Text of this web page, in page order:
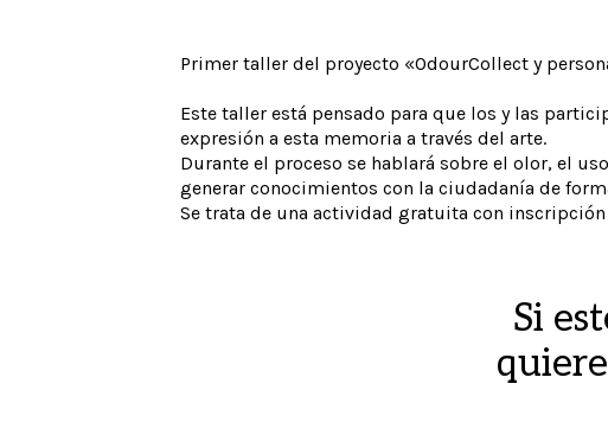
Primer taller del proyecto «OdourCollect y
Este taller está pensado para que los y las
expresión a esta memoria a través del arte.
Durante el proceso se hablará sobre el olor, el
generar conocimientos con la ciudadanía de
Se trata de una actividad gratuita con inscripción
Si